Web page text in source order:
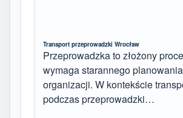
Transport przeprowadzki Wrocław
Przeprowadzka to złożony
wymaga starannego
organizacji. W kontekście
podczas przeprowadzki…